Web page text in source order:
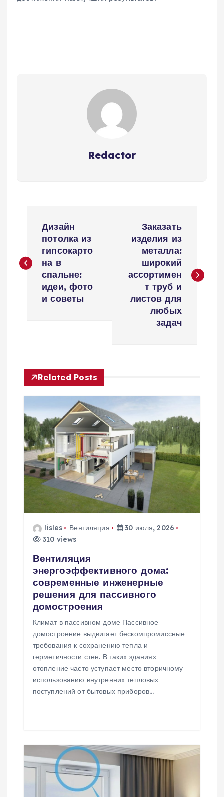
Redactor
в
ц
и
я
п
о
з
а
Дизайн
потолка из
гипсокарто
на в
спальне:
идеи, фото
и советы
Заказать
изделия из
металла:
широкий
ассортимен
т труб и
листов для
любых
задач
Related Posts
lisles Вентиляция
30 июля, 2026
310 views
Вентиляция
энергоэффективного дома:
современные инженерные
решения для пассивного
домостроения
Климат в пассивном доме Пассивное
домостроение выдвигает бескомпромиссные
требования к сохранению тепла и
герметичности стен. В таких зданиях
отопление часто уступает место вторичному
использованию внутренних тепловых
поступлений от бытовых приборов…